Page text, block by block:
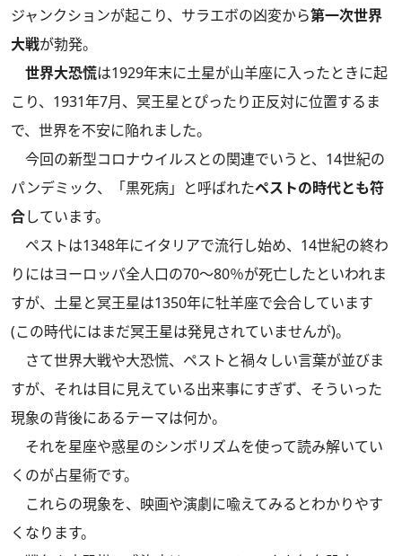
ジャンクションが起こり、サラエボの凶変から第一次世界
大戦が勃発。
世界大恐慌は1929年末に土星が山羊座に入ったときに起
こり、1931年7月、冥王星とぴったり正反対に位置するま
で、世界を不安に陥れました。
今回の新型コロナウイルスとの関連でいうと、14世紀の
パンデミック、「黒死病」と呼ばれたペストの時代とも符
合しています。
ペストは1348年にイタリアで流行し始め、14世紀の終わ
りにはヨーロッパ全人口の70～80％が死亡したといわれま
すが、土星と冥王星は1350年に牡羊座で会合しています
(この時代にはまだ冥王星は発見されていませんが)。
さて世界大戦や大恐慌、ペストと禍々しい言葉が並びま
すが、それは目に見えている出来事にすぎず、そういった
現象の背後にあるテーマは何か。
それを星座や惑星のシンボリズムを使って読み解いてい
くのが占星術です。
これらの現象を、映画や演劇に喩えてみるとわかりやす
くなります。